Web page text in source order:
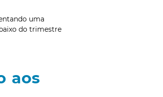
uma
do trimestre
aos